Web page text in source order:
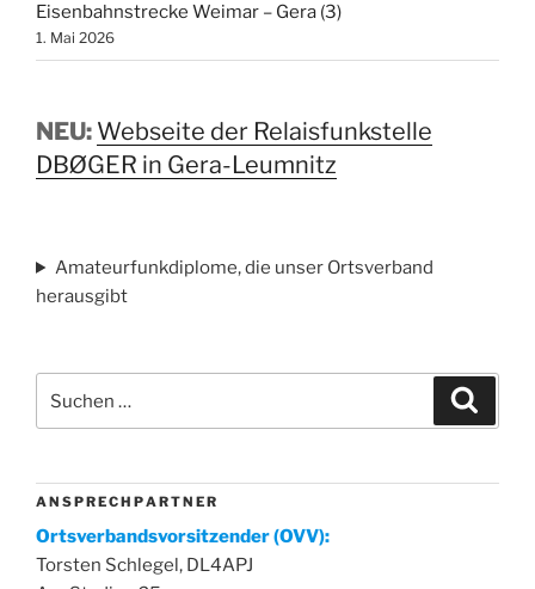
Eisenbahnstrecke Weimar – Gera (3)
1. Mai 2026
NEU: Webseite der Relaisfunkstelle
DBØGER in Gera-Leumnitz
Amateurfunkdiplome, die unser Ortsverband
herausgibt
nach:
A N S P R E C H P A R T N E R
Ortsverbandsvorsitzender (OVV):
Torsten Schlegel, DL4APJ